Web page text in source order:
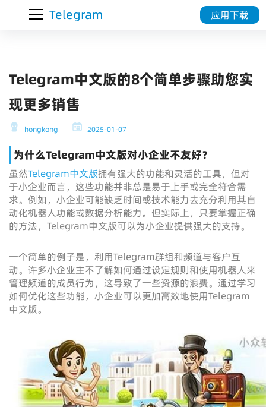
Telegram 应用下载
Telegram中文版的8个简单步骤助您实
现更多销售
hongkong 2025-01-07
为什么Telegram中文版对小企业不友好？
虽然Telegram中文版拥有强大的功能和灵活的工具，但对
于小企业而言，这些功能并非总是易于上手或完全符合需
求。例如，小企业可能缺乏时间或技术能力去充分利用其自
动化机器人功能或数据分析能力。但实际上，只要掌握正确
的方法，Telegram中文版可以为小企业提供强大的支持。
一个简单的例子是，利用Telegram群组和频道与客户互
动。许多小企业主不了解如何通过设定规则和使用机器人来
管理频道的成员行为，这导致了一些资源的浪费。通过学习
如何优化这些功能，小企业可以更加高效地使用Telegram
中文版。